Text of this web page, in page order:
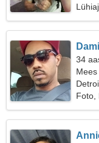
34
Foto,